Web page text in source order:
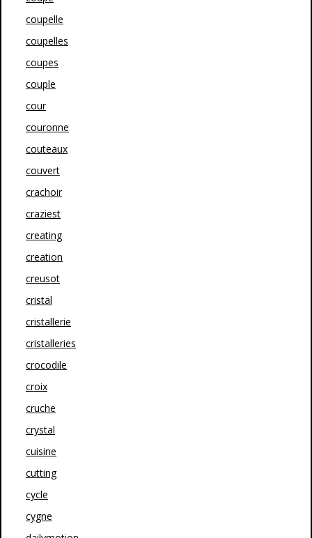
coupelle
coupelles
coupes
couple
cour
couronne
couteaux
couvert
crachoir
craziest
creating
creation
creusot
cristal
cristallerie
cristalleries
crocodile
croix
cruche
crystal
cuisine
cutting
cycle
cygne